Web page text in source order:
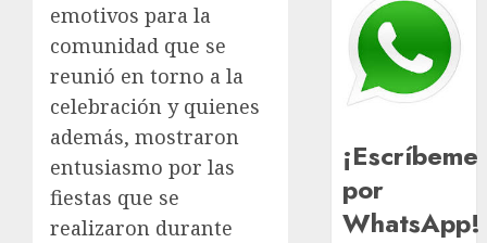
emotivos para la
comunidad que se
reunió en torno a la
celebración y quienes
además, mostraron
entusiasmo por las
fiestas que se
realizaron durante
¡Escríbeme
por
WhatsApp!